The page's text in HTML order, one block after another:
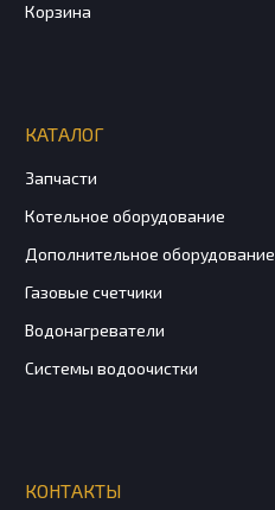
Корзина
КАТАЛОГ
Запчасти
Котельное оборудование
Дополнительное оборудование
Газовые счетчики
Водонагреватели
Системы водоочистки
КОНТАКТЫ